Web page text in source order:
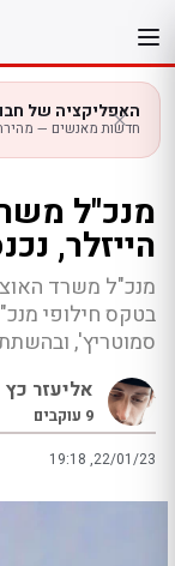
לתוכן
האפליקציה של
מנכ"ל
הייזלר,
מנכ"ל משרד
בטקס חילופי
סמוטריץ',
אליעזר כץ
9 עוקבים
19:18 ,22/01/23